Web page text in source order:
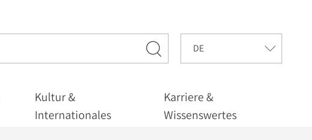
Kultur &
Internationales
Karriere &
Wissenswertes